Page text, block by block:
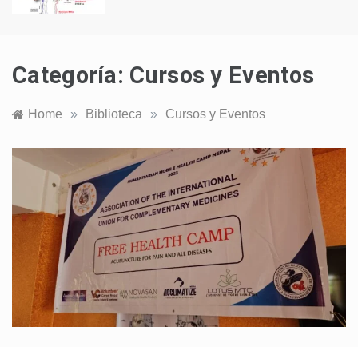
Categoría: Cursos y Eventos
Home » Biblioteca » Cursos y Eventos